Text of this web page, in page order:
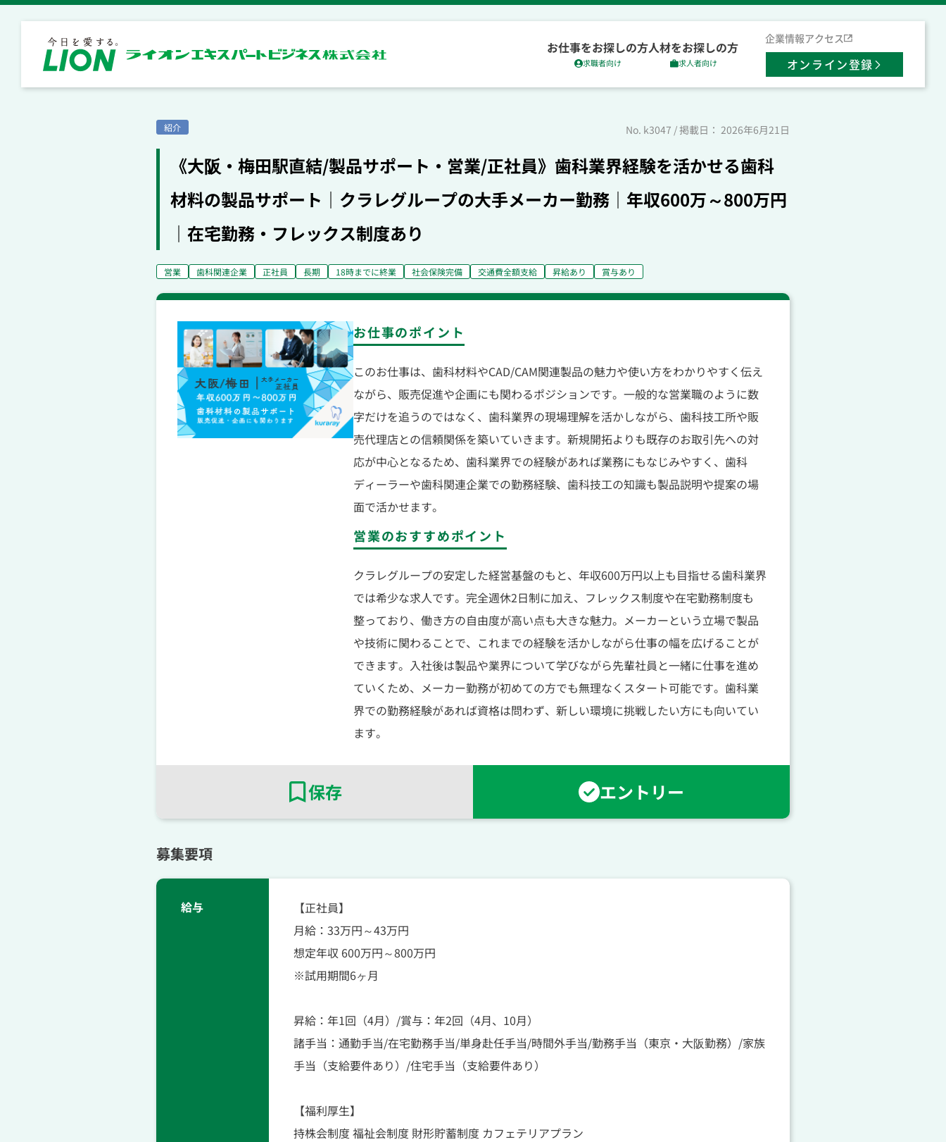
お仕事をお探しの方
求職者向け
人材をお探しの方
求人者向け
企業情報アクセス
オンライン登録
紹介 No. k3047 / 掲載日： 2026年6月21日
《大阪・梅田駅直結/製品サポート・営業/正社員》歯科業界経験を活かせる歯科
材料の製品サポート｜クラレグループの大手メーカー勤務｜年収600万～800万円
｜在宅勤務・フレックス制度あり
営業 歯科関連企業 正社員 長期 18時までに終業 社会保険完備 交通費全額支給 昇給あり 賞与あり
お仕事のポイント
このお仕事は、歯科材料やCAD/CAM関連製品の魅力や使い方をわかりやすく伝え
ながら、販売促進や企画にも関わるポジションです。一般的な営業職のように数
字だけを追うのではなく、歯科業界の現場理解を活かしながら、歯科技工所や販
売代理店との信頼関係を築いていきます。新規開拓よりも既存のお取引先への対
応が中心となるため、歯科業界での経験があれば業務にもなじみやすく、歯科
ディーラーや歯科関連企業での勤務経験、歯科技工の知識も製品説明や提案の場
面で活かせます。
営業のおすすめポイント
クラレグループの安定した経営基盤のもと、年収600万円以上も目指せる歯科業界
では希少な求人です。完全週休2日制に加え、フレックス制度や在宅勤務制度も
整っており、働き方の自由度が高い点も大きな魅力。メーカーという立場で製品
や技術に関わることで、これまでの経験を活かしながら仕事の幅を広げることが
できます。入社後は製品や業界について学びながら先輩社員と一緒に仕事を進め
ていくため、メーカー勤務が初めての方でも無理なくスタート可能です。歯科業
界での勤務経験があれば資格は問わず、新しい環境に挑戦したい方にも向いてい
ます。
保存 エントリー
募集要項
給与
【正社員】
月給：33万円～43万円
想定年収 600万円～800万円
※試用期間6ヶ月
昇給：年1回（4月）/賞与：年2回（4月、10月）
諸手当：通勤手当/在宅勤務手当/単身赴任手当/時間外手当/勤務手当（東京・大阪勤務）/家族
手当（支給要件あり）/住宅手当（支給要件あり）
【福利厚生】
持株会制度 福祉会制度 財形貯蓄制度 カフェテリアプラン